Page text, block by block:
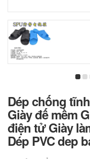
Dép chống
Giày đế mềm
điện tử Giày
Dép PVC dep